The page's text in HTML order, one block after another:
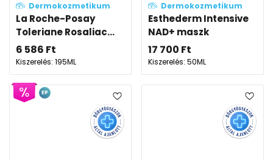
Dermokozmetikum
La Roche-Posay
Toleriane Rosaliac...
6 586 Ft
Kiszerelés: 195ML
Dermokozmetikum
Esthederm Intensive
NAD+ maszk
17 700 Ft
Kiszerelés: 50ML
EP